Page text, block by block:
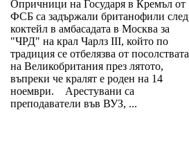
Опричници на Государя в Кремъл от
ФСБ са задържали британофили след
коктейл в амбасадата в Москва за
"ЧРД" на крал Чарлз III, който по
традиция се отбелязва от посолствата
на Великобритания през лятото,
въпреки че кралят е роден на 14
ноември. Арестувани са
преподаватели във ВУЗ, ...